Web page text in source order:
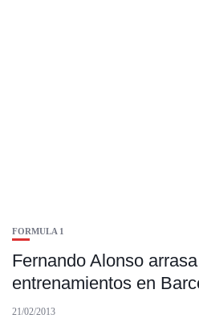
FORMULA 1
Fernando Alonso
entrenamientos en
21/02/2013